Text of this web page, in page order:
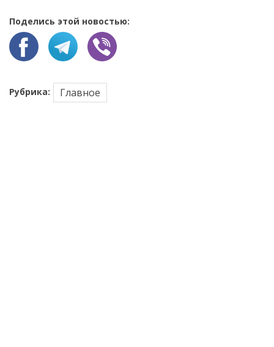
Поделись этой новостью:
Рубрика: Главное